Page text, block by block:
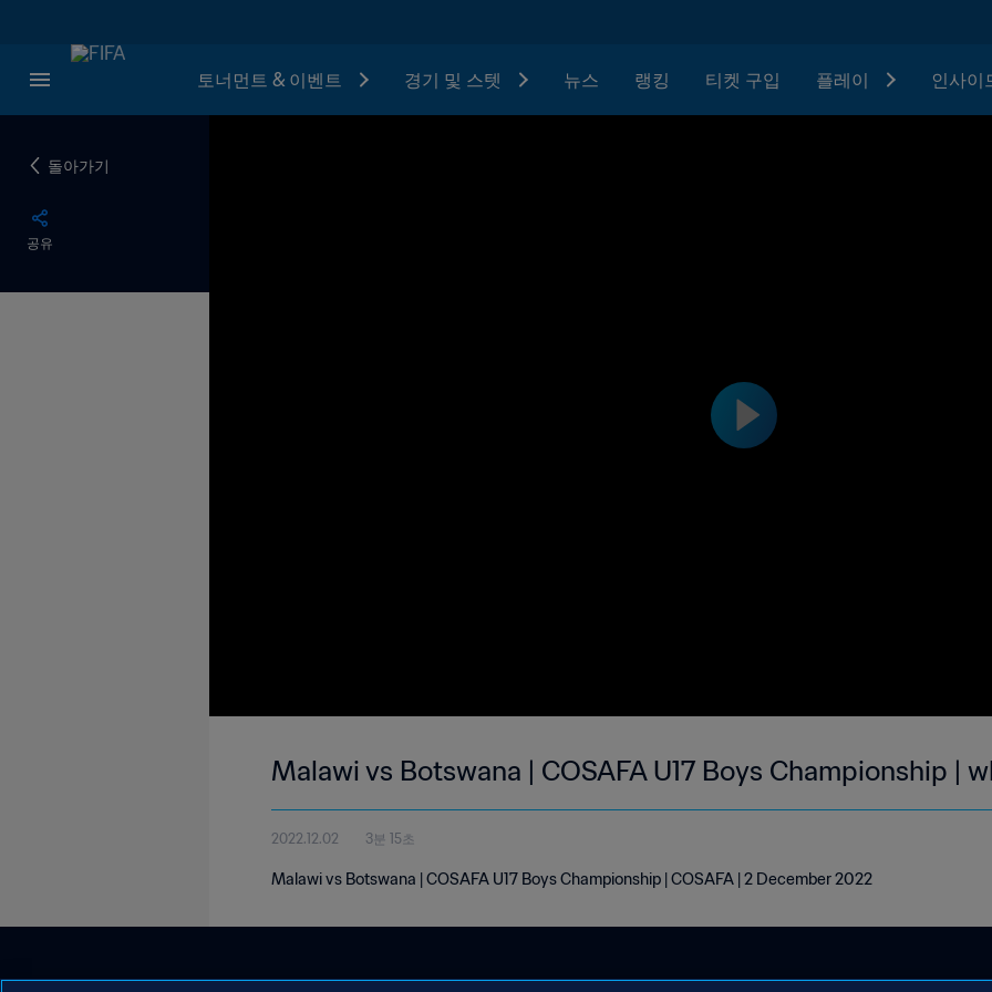
토너먼트 & 이벤트 경기 및 스텟 뉴스 랭킹 티켓 구입 플레이 인사이
돌아가기
공유
Malawi vs Botswana | COSAFA U17 Boys Championship |
2022.12.02 3분 15초
Malawi vs Botswana | COSAFA U17 Boys Championship | COSAFA | 2 December 2022